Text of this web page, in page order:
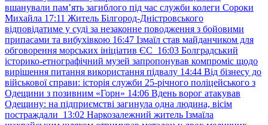
вшанували пам’ять загиблого під час служби колеги Сороки
Михайла 17:11 Житель Білгород-Дністровського
відповідатиме у суді за незаконне поводження з бойовими
припасами та вибухівкою 16:47 Ізмаїл став майданчиком для
обговорення морських ініціатив ЄС 16:03 Болградський
історико-етнографічний музей запропонував компроміс щодо
вирішення питання використання підвалу 14:44 Від бізнесу до
військової справи: історія служби 25-річного поліцейського з
Одещини з позивним «Горн» 14:06 Вдень ворог атакував
Одещину: на підприємстві загинула одна людина, вісім
постраждали 13:02 Наркозалежний житель Ізмаїла